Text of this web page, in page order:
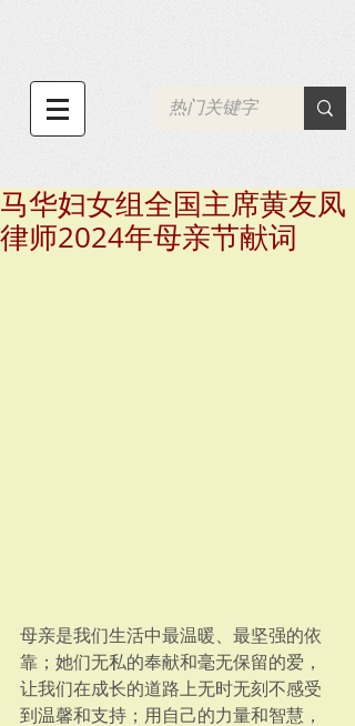
马华妇女组全国主席黄友凤
律师2024年母亲节献词
母亲是我们生活中最温暖、最坚强的依
靠；她们无私的奉献和毫无保留的爱，
让我们在成长的道路上无时无刻不感受
到温馨和支持；用自己的力量和智慧，